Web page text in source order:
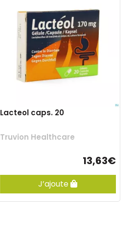
Lacteol caps. 20
Truvion Healthcare
13,63€
J’ajoute